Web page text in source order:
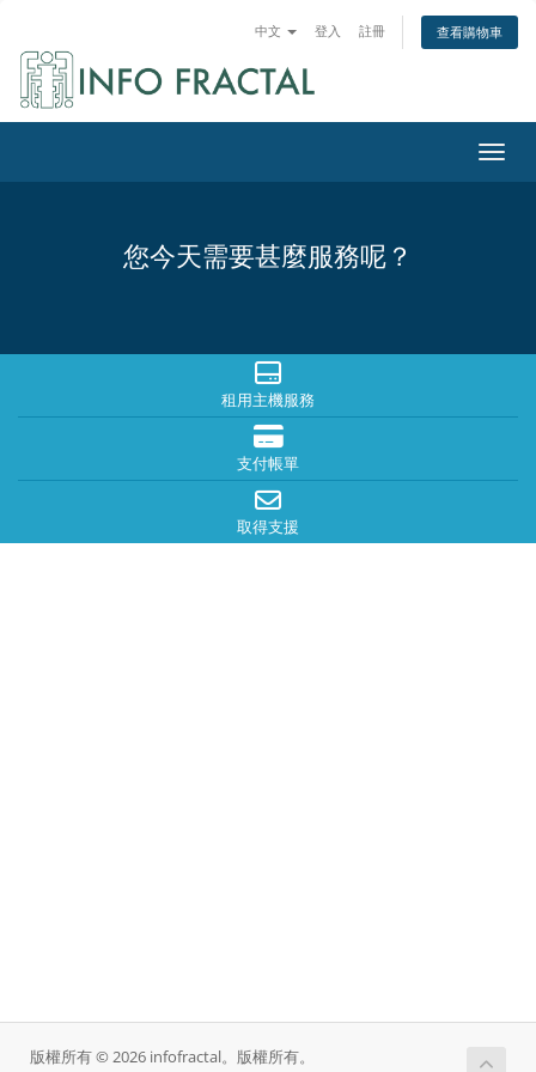
中文 登入 註冊 查看購物車
切換
您今天需要甚麼服務呢？
租用主機服務
支付帳單
取得支援
版權所有 © 2026 infofractal。版權所有。